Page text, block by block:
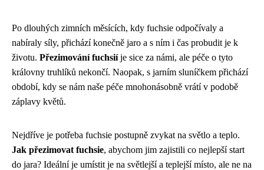
Po dlouhých zimních měsících, kdy fuchsie odpočívaly a
nabíraly síly, přichází konečně jaro a s ním i čas probudit je k
životu. Přezimování fuchsiíje sice za námi, ale péče o tyto
královny truhlíků nekončí. Naopak, s jarním sluníčkem přichází
období, kdy se nám naše péče mnohonásobně vrátí v podobě
záplavy květů.
Nejdříve je potřeba fuchsie postupně zvykat na světlo a teplo.
Jak přezimovat fuchsie, abychom jim zajistili co nejlepší start
do jara? Ideální je umístit je na světlejší a teplejší místo, ale ne na